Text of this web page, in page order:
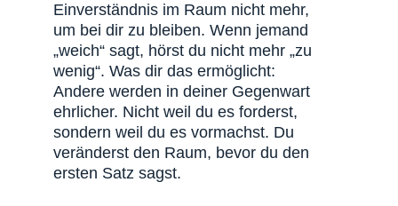
Einverständnis im Raum nicht mehr,
um bei dir zu bleiben. Wenn jemand
„weich“ sagt, hörst du nicht mehr „zu
wenig“. Was dir das ermöglicht:
Andere werden in deiner Gegenwart
ehrlicher. Nicht weil du es forderst,
sondern weil du es vormachst. Du
veränderst den Raum, bevor du den
ersten Satz sagst.